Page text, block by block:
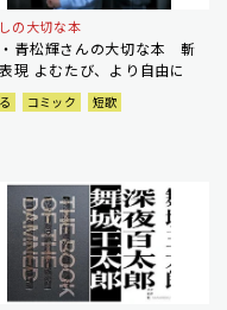
の大切な本
青松輝さんの大切な本 斬
現 よむたび、より自由に
コミック 短歌